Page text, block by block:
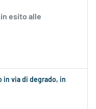
esito alle
in via di degrado, in